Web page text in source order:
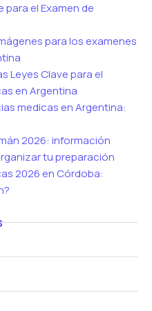
para el Examen de
para los examenes
Leyes Clave para el
en Argentina
medicas en Argentina:
2026: información
tu preparación
2026 en Córdoba: